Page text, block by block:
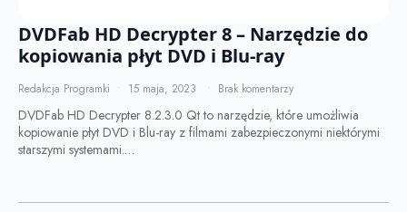
DVDFab HD Decrypter 8 – Narzędzie do
kopiowania płyt DVD i Blu-ray
Redakcja Programki 15 maja, 2023 Brak komentarzy
DVDFab HD Decrypter 8.2.3.0 Qt to narzędzie, które umożliwia
kopiowanie płyt DVD i Blu-ray z filmami zabezpieczonymi niektórymi
starszymi systemami.…